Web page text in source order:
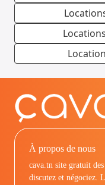
À propos de nous
cava.tn site gratuit
discutez et négociez.